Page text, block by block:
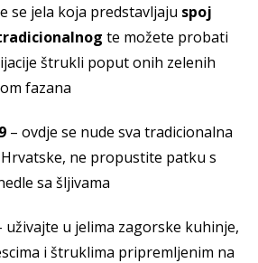
se jela koja predstavljaju spoj
te možete probati
štrukli poput onih zelenih
fazana
– ovdje se nude sva tradicionalna
ne propustite patku s
sa šljivama
uživajte u jelima zagorske kuhinje,
i štruklima pripremljenim na